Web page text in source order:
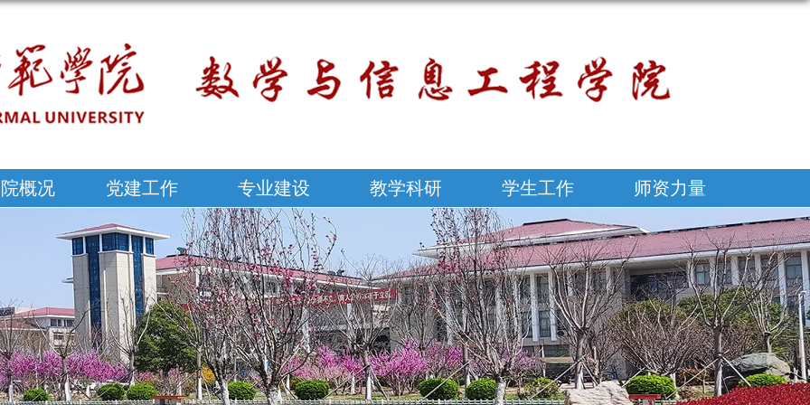
概况 党建工作 专业建设 教学科研 学生工作 师资力量